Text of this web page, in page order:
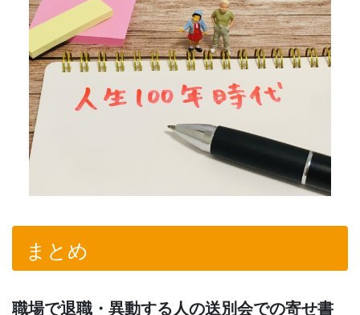
まとめ
職場で退職・異動する人の送別会での寄せ書